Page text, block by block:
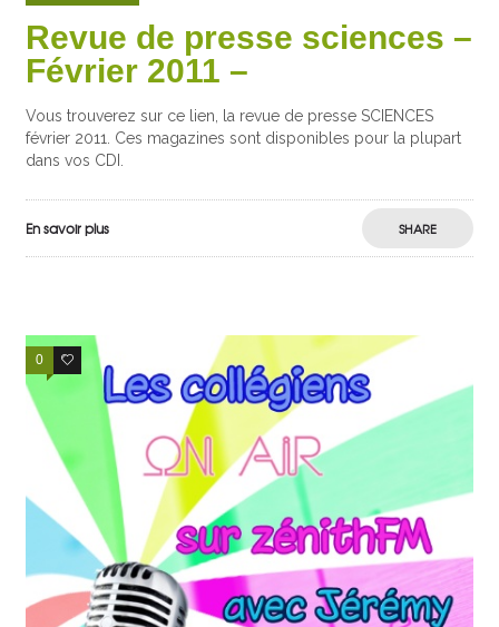
Revue de presse sciences –
Février 2011 –
Vous trouverez sur ce lien, la revue de presse SCIENCES
février 2011. Ces magazines sont disponibles pour la plupart
dans vos CDI.
En savoir plus SHARE
0 0